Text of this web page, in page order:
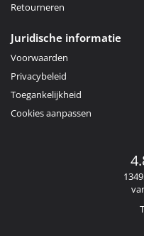
Retourneren
Juridische informatie
Voorwaarden
Privacybeleid
Toegankelijkheid
Cookies aanpassen